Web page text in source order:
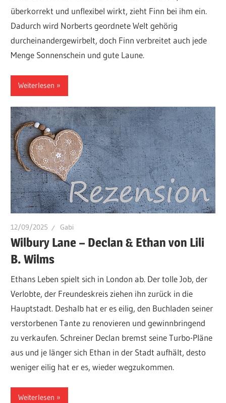
überkorrekt und unflexibel wirkt, zieht Finn bei ihm ein.
Dadurch wird Norberts geordnete Welt gehörig
durcheinandergewirbelt, doch Finn verbreitet auch jede
Menge Sonnenschein und gute Laune.
Weiterlesen
12/09/2025 Gabi
Wilbury Lane – Declan & Ethan von Lili
B. Wilms
Ethans Leben spielt sich in London ab. Der tolle Job, der
Verlobte, der Freundeskreis ziehen ihn zurück in die
Hauptstadt. Deshalb hat er es eilig, den Buchladen seiner
verstorbenen Tante zu renovieren und gewinnbringend
zu verkaufen. Schreiner Declan bremst seine Turbo-Pläne
aus und je länger sich Ethan in der Stadt aufhält, desto
weniger eilig hat er es, wieder wegzukommen.
Weiterlesen